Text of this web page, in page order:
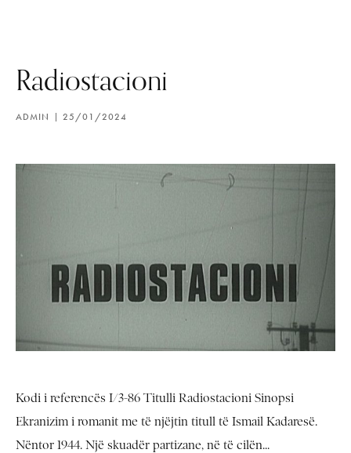
Radiostacioni
ADMIN 25/01/2024
Kodi i referencës I/3-86 Titulli Radiostacioni Sinopsi
Ekranizim i romanit me të njëjtin titull të Ismail Kadaresë.
Nëntor 1944. Një skuadër partizane, në të cilën...